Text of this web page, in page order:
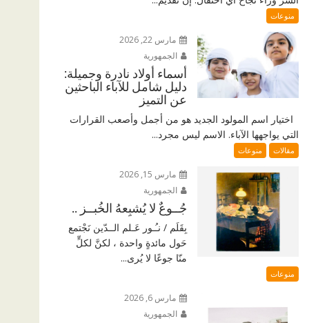
منوعات
مارس 22, 2026
الجمهورية
أسماء أولاد نادرة وجميلة:
دليل شامل للآباء الباحثين
عن التميز
اختيار اسم المولود الجديد هو من أجمل وأصعب القرارات
التي يواجهها الآباء. الاسم ليس مجرد...
مقالات منوعات
مارس 15, 2026
الجمهورية
جُــوعٌ لا يُشبِعهُ الخُبــز ..
بِقَلَم / نـُـور عَـلم الــدّين نَجْتمع
حَول مائدةٍ واحدة ، لكنَّ لكلٍّ
منّا جوعًا لا يُرى...
منوعات
مارس 6, 2026
الجمهورية